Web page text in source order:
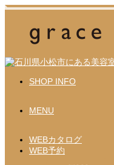
SHOP INFO
MENU
WEBカタログ
WEB予約